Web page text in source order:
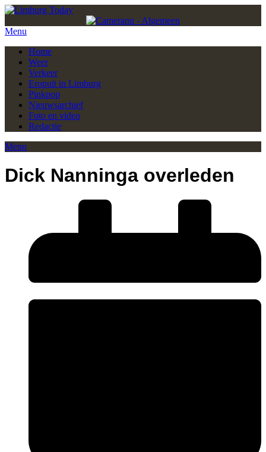
Menu
Home
Weer
Verkeer
Eropuit in Limburg
Pinkpop
Nieuwsarchief
Foto en video
Redactie
Menu
Dick Nanninga overleden